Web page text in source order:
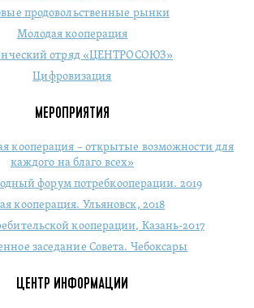
продовольственные рынки
Молодая кооперация
отряд «ЦЕНТРОСОЮЗ»
Цифровизация
МЕРОПРИЯТИЯ
кооперация – открытые возможности для
каждого на благо всех»
форум потребкооперации. 2019
кооперация. Ульяновск, 2018
кооперации, Казань-2017
заседание Совета. Чебоксары
ЦЕНТР ИНФОРМАЦИИ